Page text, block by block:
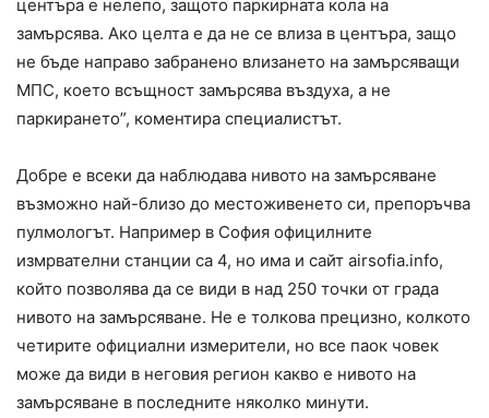
центъра е нелепо, защото паркирната кола на
замърсява. Ако целта е да не се влиза в центъра, защо
не бъде направо забранено влизането на замърсяващи
МПС, което всъщност замърсява въздуха, а не
паркирането”, коментира специалистът.
Добре е всеки да наблюдава нивото на замърсяване
възможно най-близо до местоживенето си, препоръчва
пулмологът. Например в София официлните
измрвателни станции са 4, но има и сайт airsofia.info,
който позволява да се види в над 250 точки от града
нивото на замърсяване. Не е толкова прецизно, колкото
четирите официални измерители, но все паок човек
може да види в неговия регион какво е нивото на
замърсяване в последните няколко минути.